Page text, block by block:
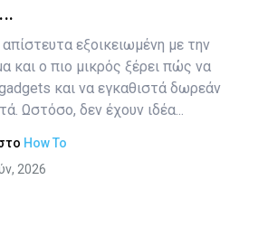
απίστευτα εξοικειωμένη με την
και ο πιο μικρός ξέρει πώς να
και να εγκαθιστά δωρεάν
Ωστόσο, δεν έχουν ιδέα...
How To
2026